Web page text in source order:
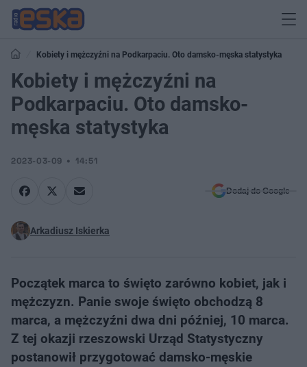
Kobiety i mężczyźni na Podkarpaciu. Oto damsko-męska statystyka
Kobiety i mężczyźni na
Podkarpaciu. Oto damsko-
męska statystyka
2023-03-09 14:51
Dodaj do Google
Arkadiusz Iskierka
Początek marca to święto zarówno kobiet, jak i
mężczyzn. Panie swoje święto obchodzą 8
marca, a mężczyźni dwa dni później, 10 marca.
Z tej okazji rzeszowski Urząd Statystyczny
postanowił przygotować damsko-męskie